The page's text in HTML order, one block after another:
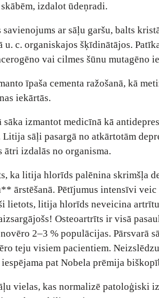
izdalot ūdeņradi.
ar sāļu garšu, balts
u. c. organiskajos šķīdinātājos.
vai cilmes šūnu mutagēno
īpaša cementa ražošanā, kā
iekārtās.
izmantot medicīnā kā
sāļi pasargā no atkārtotām
ātri izdalās no organisma.
ka litija hlorīds palēnina skrimšļa
ārstēšanā. Pētījumus intensīvi
lietots, litija hlorīds neveicina
Osteoartrīts ir visā
2–3 % populācijas. Pārsvarā
teju visiem pacientiem.
pat Nobela prēmija
vielas, kas normalizē patoloģiski